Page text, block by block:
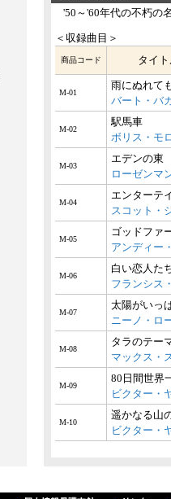
'50～'60年代の不朽の
＜収録曲目＞
商品コード タイ
M-01
雨にぬれて
バート・バ
M-02
駅馬車
ボリス・モ
M-03
エデンの東
ローゼンマ
M-04
エンターテ
スコット・
M-05
ゴッドファ
アンディー
M-06
白い恋人た
フランシス
M-07
太陽がいっ
ニーノ・ロ
M-08
タラのテー
マックス・
M-09
80日間世界
ビクター・
M-10
遥かなる山
ビクター・